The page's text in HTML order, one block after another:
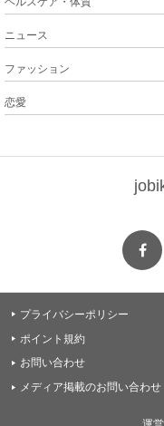
ニュース
ファッション
恋愛
 プライバシーポリシー
 ポイント規約
 お問い合わせ
 メディア掲載のお問い合わせ